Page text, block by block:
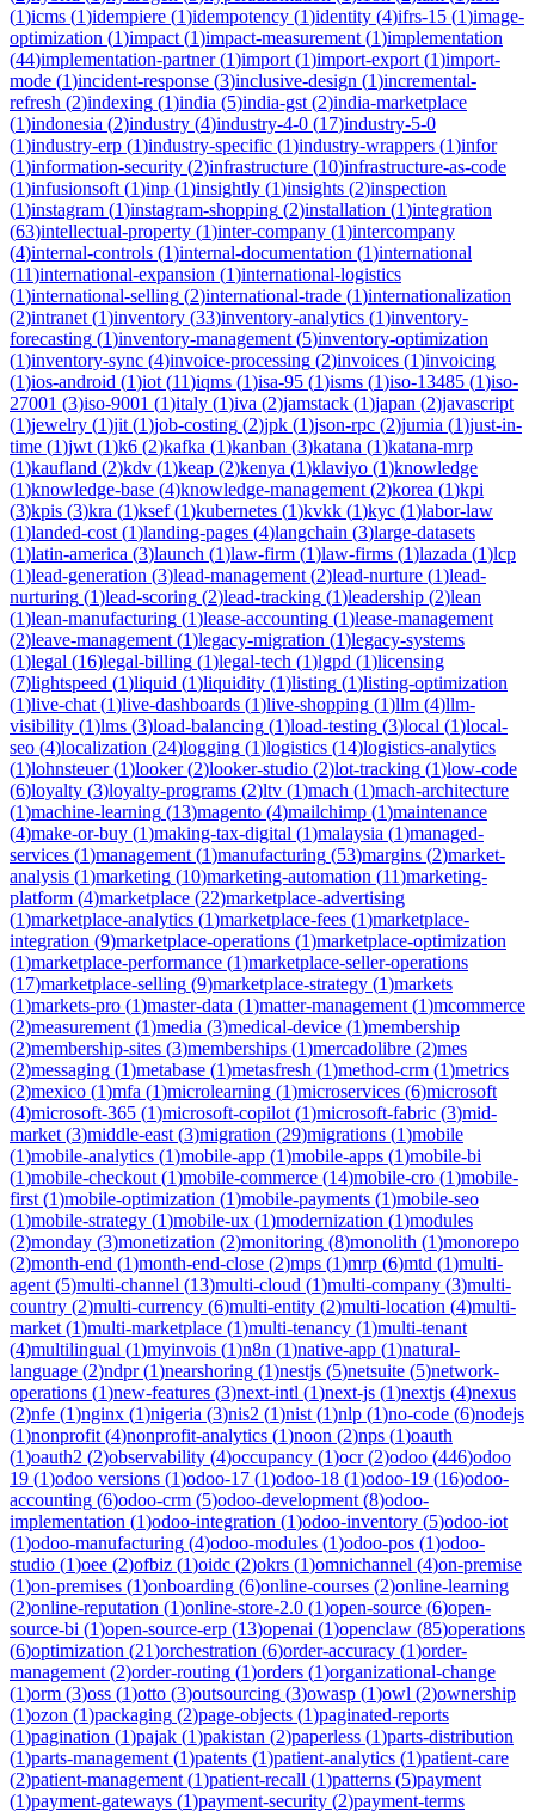
(1)icms (1)idempiere (1)idempotency (1)identity (4)ifrs-15 (1)image-
optimization (1)impact (1)impact-measurement (1)implementation
(44)implementation-partner(1)import (1)import-export (1)import-
mode (1)incident-response (3)inclusive-design (1)incremental-
refresh (2)indexing (1)india (5)india-gst (2)india-marketplace
(1)indonesia (2)industry (4)industry-4-0 (17)industry-5-0
(1)industry-erp (1)industry-specific (1)industry-wrappers (1)infor
(1)information-security (2)infrastructure (10)infrastructure-as-code
(1)infusionsoft (1)inp (1)insightly (1)insights (2)inspection
(1)instagram (1)instagram-shopping (2)installation (1)integration
(63)intellectual-property (1)inter-company (1)intercompany
(4)internal-controls (1)internal-documentation (1)international
(11)international-expansion (1)international-logistics
(1)international-selling (2)international-trade (1)internationalization
(2)intranet (1)inventory (33)inventory-analytics (1)inventory-
forecasting (1)inventory-management (5)inventory-optimization
(1)inventory-sync (4)invoice-processing (2)invoices (1)invoicing
(1)ios-android (1)iot (11)iqms (1)isa-95 (1)isms (1)iso-13485 (1)iso-
27001 (3)iso-9001 (1)italy (1)iva (2)jamstack (1)japan (2)javascript
(1)jewelry (1)jit (1)job-costing (2)jpk (1)json-rpc (2)jumia (1)just-in-
time (1)jwt (1)k6 (2)kafka (1)kanban (3)katana (1)katana-mrp
(1)kaufland (2)kdv (1)keap (2)kenya (1)klaviyo (1)knowledge
(1)knowledge-base (4)knowledge-management (2)korea (1)kpi
(3)kpis (3)kra (1)ksef(1)kubernetes (1)kvkk (1)kyc (1)labor-law
(1)landed-cost (1)landing-pages (4)langchain (3)large-datasets
(1)latin-america (3)launch (1)law-firm (1)law-firms (1)lazada (1)lcp
(1)lead-generation (3)lead-management (2)lead-nurture (1)lead-
nurturing (1)lead-scoring (2)lead-tracking (1)leadership (2)lean
(1)lean-manufacturing (1)lease-accounting (1)lease-management
(2)leave-management (1)legacy-migration (1)legacy-systems
(1)legal (16)legal-billing (1)legal-tech (1)lgpd (1)licensing
(7)lightspeed (1)liquid (1)liquidity (1)listing (1)listing-optimization
(1)live-chat (1)live-dashboards (1)live-shopping (1)llm (4)llm-
visibility (1)lms (3)load-balancing (1)load-testing (3)local (1)local-
seo (4)localization (24)logging (1)logistics (14)logistics-analytics
(1)lohnsteuer(1)looker(2)looker-studio (2)lot-tracking (1)low-code
(6)loyalty (3)loyalty-programs (2)ltv (1)mach (1)mach-architecture
(1)machine-learning (13)magento (4)mailchimp (1)maintenance
(4)make-or-buy (1)making-tax-digital (1)malaysia (1)managed-
services (1)management (1)manufacturing (53)margins (2)market-
analysis (1)marketing (10)marketing-automation (11)marketing-
platform (4)marketplace (22)marketplace-advertising
(1)marketplace-analytics (1)marketplace-fees (1)marketplace-
integration (9)marketplace-operations (1)marketplace-optimization
(1)marketplace-performance (1)marketplace-seller-operations
(17)marketplace-selling (9)marketplace-strategy (1)markets
(1)markets-pro (1)master-data (1)matter-management (1)mcommerce
(2)measurement (1)media (3)medical-device (1)membership
(2)membership-sites (3)memberships (1)mercadolibre (2)mes
(2)messaging (1)metabase (1)metasfresh (1)method-crm (1)metrics
(2)mexico (1)mfa (1)microlearning (1)microservices (6)microsoft
(4)microsoft-365 (1)microsoft-copilot (1)microsoft-fabric (3)mid-
market (3)middle-east (3)migration (29)migrations (1)mobile
(1)mobile-analytics (1)mobile-app (1)mobile-apps (1)mobile-bi
(1)mobile-checkout (1)mobile-commerce (14)mobile-cro (1)mobile-
first (1)mobile-optimization (1)mobile-payments (1)mobile-seo
(1)mobile-strategy (1)mobile-ux (1)modernization (1)modules
(2)monday (3)monetization (2)monitoring (8)monolith (1)monorepo
(2)month-end (1)month-end-close (2)mps (1)mrp (6)mtd (1)multi-
agent (5)multi-channel (13)multi-cloud (1)multi-company (3)multi-
country (2)multi-currency (6)multi-entity (2)multi-location (4)multi-
market (1)multi-marketplace (1)multi-tenancy (1)multi-tenant
(4)multilingual (1)myinvois (1)n8n (1)native-app (1)natural-
language (2)ndpr(1)nearshoring (1)nestjs (5)netsuite (5)network-
operations (1)new-features (3)next-intl (1)next-js (1)nextjs (4)nexus
(2)nfe (1)nginx (1)nigeria (3)nis2 (1)nist (1)nlp (1)no-code (6)nodejs
(1)nonprofit (4)nonprofit-analytics (1)noon (2)nps (1)oauth
(1)oauth2 (2)observability (4)occupancy (1)ocr(2)odoo (446)odoo
19 (1)odoo versions (1)odoo-17 (1)odoo-18 (1)odoo-19 (16)odoo-
accounting (6)odoo-crm (5)odoo-development (8)odoo-
implementation (1)odoo-integration (1)odoo-inventory (5)odoo-iot
(1)odoo-manufacturing (4)odoo-modules (1)odoo-pos (1)odoo-
studio (1)oee (2)ofbiz (1)oidc (2)okrs (1)omnichannel (4)on-premise
(1)on-premises (1)onboarding (6)online-courses (2)online-learning
(2)online-reputation (1)online-store-2.0 (1)open-source (6)open-
source-bi (1)open-source-erp (13)openai (1)openclaw (85)operations
(6)optimization (21)orchestration (6)order-accuracy (1)order-
management (2)order-routing (1)orders (1)organizational-change
(1)orm (3)oss (1)otto (3)outsourcing (3)owasp (1)owl (2)ownership
(1)ozon (1)packaging (2)page-objects (1)paginated-reports
(1)pagination (1)pajak (1)pakistan (2)paperless (1)parts-distribution
(1)parts-management (1)patents (1)patient-analytics (1)patient-care
(2)patient-management (1)patient-recall (1)patterns (5)payment
(1)payment-gateways (1)payment-security (2)payment-terms